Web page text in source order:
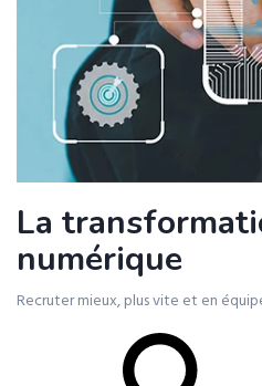
La
numérique
Recruter mieux, plus vite et en